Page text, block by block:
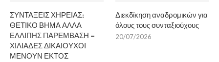
ΣΥΝΤΑΞΕΙΣ ΧΗΡΕΙΑΣ:
ΘΕΤΙΚΟ ΒΗΜΑ ΑΛΛΑ
ΕΛΛΙΠΗΣ ΠΑΡΕΜΒΑΣΗ –
ΧΙΛΙΑΔΕΣ ΔΙΚΑΙΟΥΧΟΙ
ΜΕΝΟΥΝ ΕΚΤΟΣ
Διεκδίκηση αναδρομικών για
όλους τους συνταξιούχους
20/07/2026